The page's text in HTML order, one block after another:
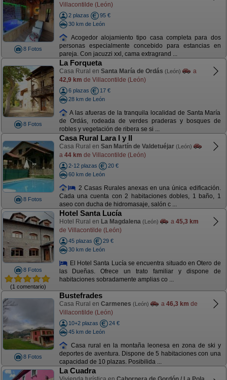
8 Fotos
Villacontilde (León)
2 plazas
95 €
30 km de León
Acogedor alojamiento tipo casa completa para dos
personas especialmente concebido para estancias en
pareja. Con jacuzzi xxl, cama extragrand ...
8 Fotos
La Forqueta
Casa Rural en Santa María de Ordás (León)
a
42,9 km de Villacontilde (León)
6 plazas
17 €
28 km de León
A las afueras de la tranquila localidad de Santa María
de Ordás, rodeada de verdes praderas y bosques de
robles y vegetación de ribera se si ...
8 Fotos
Casa Rural Lara I y II
Casa Rural en San Martín de Valdetuéjar (León)
a 44 km de Villacontilde (León)
2-12 plazas
20 €
60 km de León
2 Casas Rurales anexas en una única edificación.
Cada una cuenta con 2 habitaciones dobles, 1 baño, 1
aseo con ducha de hidromasaje, salón c ...
8 Fotos
(1 comentario)
Hotel Santa Lucía
Hotel Rural en La Magdalena (León) a 45,3 km
de Villacontilde (León)
45 plazas
29 €
30 km de León
El Hotel Santa Lucía se encuentra situado en Otero de
las Dueñas. Ofrece un trato familiar y dispone de
habitaciones sobradamente amplias co ...
8 Fotos
Bustefrades
Casa Rural en Carmenes (León) a 46,3 km de
Villacontilde (León)
10+2 plazas
24 €
45 km de León
Casa rural en la montaña leonesa en zona de ski y
deportes de aventura. Dispone de 5 habitaciones con una
capacidad de 10 plazas. Posibilida ...
La Cuadra